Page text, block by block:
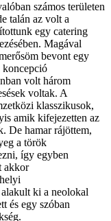
számos területen
talán az volt a
egy catering
Magával
bevont egy
koncepció
volt három
voltak. A
klasszikusok,
amik kifejezetten az
De hamar rájöttem,
a török
így egyben
akkor
ki a neolokal
és egy szóban